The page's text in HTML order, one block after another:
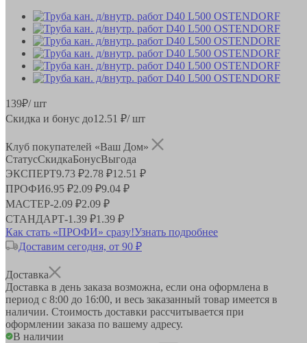
139₽/ шт
Скидка и бонус до12.51 ₽/ шт
Клуб покупателей «Ваш Дом»
СтатусСкидкаБонусВыгода
ЭКСПЕРТ9.73 ₽2.78 ₽12.51 ₽
ПРОФИ6.95 ₽2.09 ₽9.04 ₽
МАСТЕР-2.09 ₽2.09 ₽
СТАНДАРТ-1.39 ₽1.39 ₽
Как стать «ПРОФИ» сразу!Узнать подробнее
Доставим сегодня, от 90 ₽
Доставка
Доставка в день заказа возможна, если она оформлена в
период с 8:00 до 16:00, и весь заказанный товар имеется в
наличии. Стоимость доставки рассчитывается при
оформлении заказа по вашему адресу.
В наличии